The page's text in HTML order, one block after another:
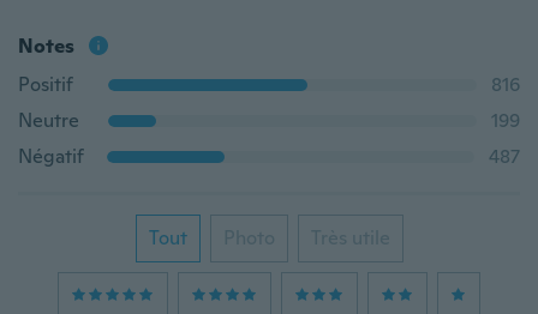
Notes
Positif
816
Neutre
199
Négatif
487
Tout Photo Très utile